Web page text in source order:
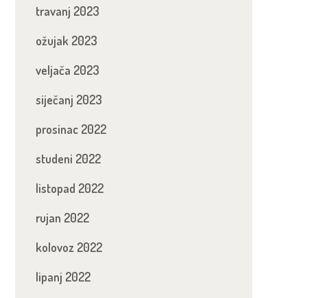
travanj 2023
ožujak 2023
veljača 2023
siječanj 2023
prosinac 2022
studeni 2022
listopad 2022
rujan 2022
kolovoz 2022
lipanj 2022